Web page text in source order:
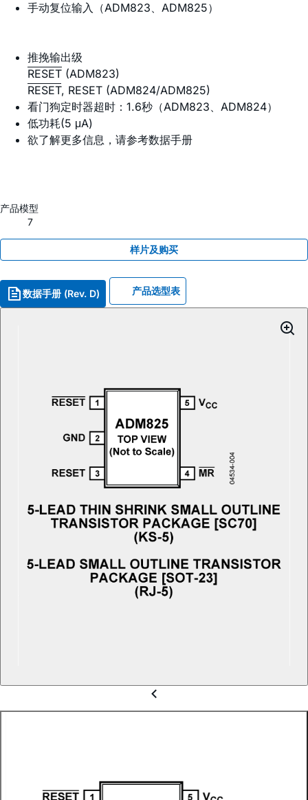
手动复位输入（ADM823、ADM825）
推挽输出级
RESET (ADM823)
RESET, RESET (ADM824/ADM825)
看门狗定时器超时：1.6秒（ADM823、ADM824）
低功耗(5 μA)
欲了解更多信息，请参考数据手册
产品模型
7
样片及购买
数据手册 (Rev. D) 产品选型表